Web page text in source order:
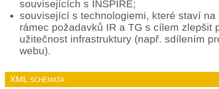
souvisejících s INSPIRE;
související s technologiemi, které staví na
rámec požadavků IR a TG s cílem zlepšit
užitečnost infrastruktury (např. sdílením
webu).
XML schémata